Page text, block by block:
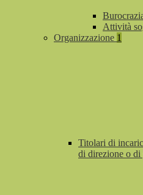
Attività
Organizzazione 1
Titolari di
di direzione o di